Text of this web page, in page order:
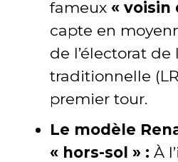
fameux « voisin
capte en
de l’électorat de
traditionnelle
premier tour.
Le modèle
« hors-sol » : À